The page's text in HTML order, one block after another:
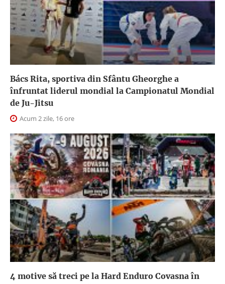
Bács Rita, sportiva din Sfântu Gheorghe a
înfruntat liderul mondial la Campionatul Mondial
de Ju-Jitsu
Acum 2 zile, 16 ore
4 motive să treci pe la Hard Enduro Covasna în